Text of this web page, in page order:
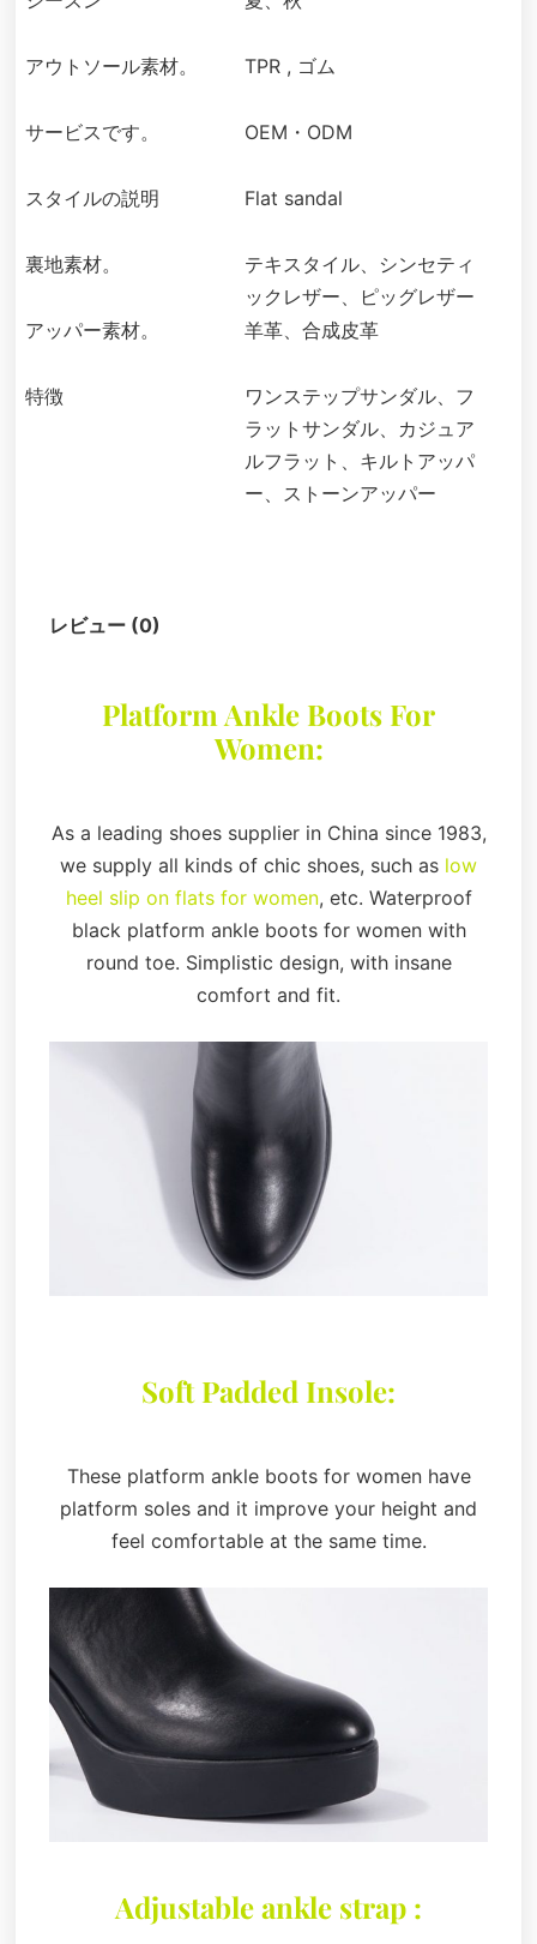
アウトソール素材。 TPR , ゴム
サービスです。 OEM・ODM
スタイルの説明 Flat sandal
裏地素材。
テキスタイル、シンセティ
ックレザー、ピッグレザー
アッパー素材。
羊革、合成皮革
特徴
ワンステップサンダル、フ
ラットサンダル、カジュア
ルフラット、キルトアッパ
ー、ストーンアッパー
レビュー (0)
Platform Ankle Boots For
Women:
As a leading shoes supplier in China since 1983,
we supply all kinds of chic shoes, such as low
heel slip on flats for women, etc. Waterproof
black platform ankle boots for women with
round toe. Simplistic design, with insane
comfort and fit.
Soft Padded Insole:
These platform ankle boots for women have
platform soles and it improve your height and
feel comfortable at the same time.
Adjustable ankle strap :